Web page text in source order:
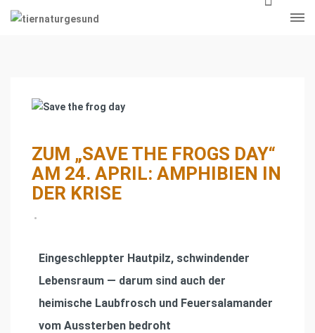
ZUM „SAVE THE FROGS DAY“
AM 24. APRIL: AMPHIBIEN IN
DER KRISE
•
Eingeschleppter Hautpilz, schwindender
Lebensraum — darum sind auch der
heimische Laubfrosch und Feuersalamander
vom Aussterben bedroht